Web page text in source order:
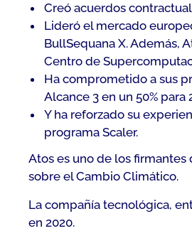
Creó acuerdos
Lideró el mercado
BullSequana X. Además,
Centro de
Ha comprometido a sus
Alcance 3 en un 50% para
Y ha reforzado su
programa Scaler.
Atos es uno de los firmantes
sobre el Cambio Climático.
La compañía tecnológica,
en 2020.